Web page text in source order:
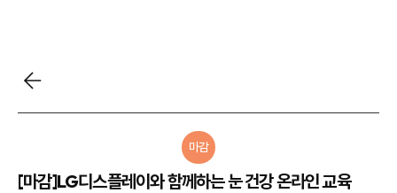
마감
[마감]LG디스플레이와 함께하는 눈 건강 온라인 교육